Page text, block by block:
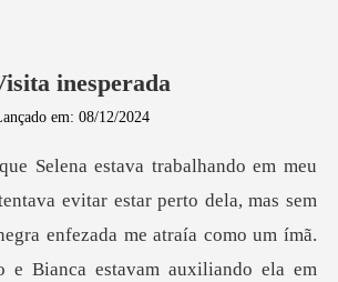
0
inesperada
em: 08/12/2024
erto dela, mas sem
enfezada me atraía como um ímã.
e B